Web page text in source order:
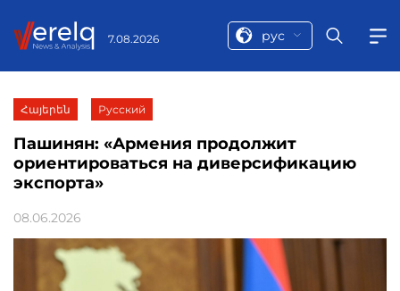
7.08.2026 рус
Հայերեն Русский
Пашинян: «Армения продолжит
ориентироваться на диверсификацию
экспорта»
08.06.2026